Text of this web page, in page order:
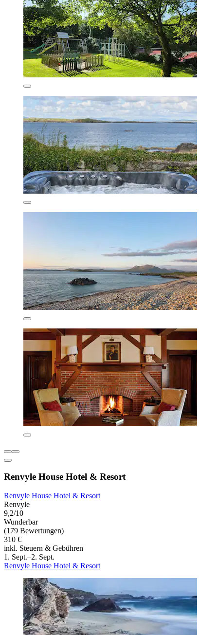
Renvyle House Hotel & Resort
Renvyle House Hotel & Resort
Renvyle
9,2/10
Wunderbar
(179 Bewertungen)
310 €
inkl. Steuern & Gebühren
1. Sept.–2. Sept.
Renvyle House Hotel & Resort